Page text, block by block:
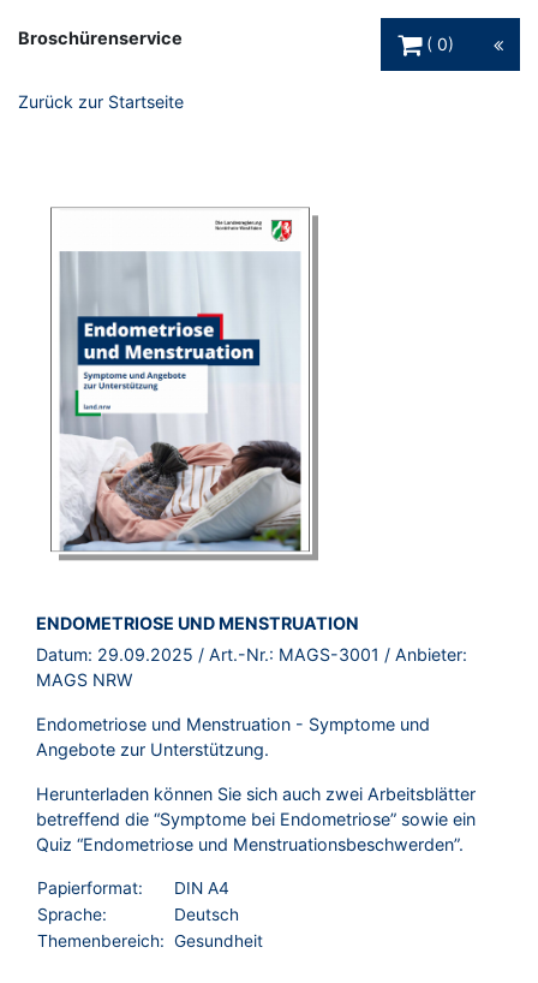
Broschürenservice
0
Zurück zur Startseite
BROSCHÜRE:
ENDOMETRIOSE UND MENSTRUATION
Datum: 29.09.2025 / Art.-Nr.: MAGS-3001 / Anbieter:
MAGS NRW
Endometriose und Menstruation - Symptome und
Angebote zur Unterstützung.
Herunterladen können Sie sich auch zwei Arbeitsblätter
betreffend die “Symptome bei Endometriose” sowie ein
Quiz “Endometriose und Menstruationsbeschwerden”.
Papierformat:
DIN A4
Sprache:
Deutsch
Themenbereich: Gesundheit